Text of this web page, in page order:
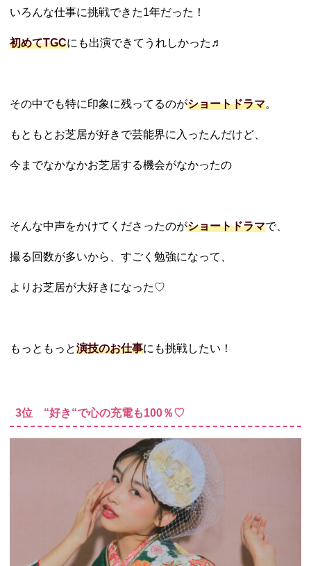
いろんな仕事に挑戦できた1年だった！
初めてTGCにも出演できてうれしかった♬
その中でも特に印象に残ってるのがショートドラマ。
もともとお芝居が好きで芸能界に入ったんだけど、
今までなかなかお芝居する機会がなかったの
そんな中声をかけてくださったのがショートドラマで、
撮る回数が多いから、すごく勉強になって、
よりお芝居が大好きになった♡
もっともっと演技のお仕事にも挑戦したい！
3位 “好き“で心の充電も100％♡